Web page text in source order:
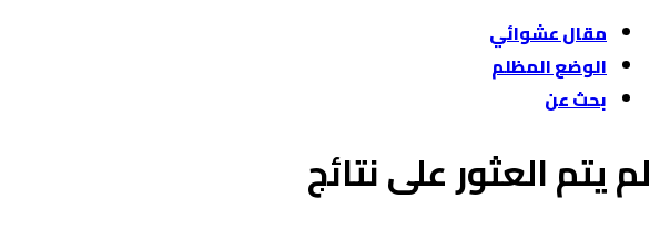
مقال عشوائي
الوضع المظلم
بحث عن
لم يتم العثور على نتائج